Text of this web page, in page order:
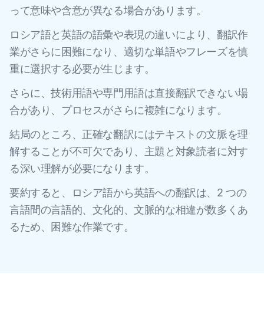
って意味や含意が異なる場合があります。
ロシア語と英語の語彙や表現の違いにより、翻訳作
業がさらに困難になり、適切な単語やフレーズを慎
重に選択する必要が生じます。
さらに、技術用語や専門用語は直接翻訳できない場
合があり、プロセスがさらに複雑になります。
結局のところ、正確な翻訳にはテキストの文脈を理
解することが不可欠であり、主題と対象読者に対す
る深い理解が必要になります。
要約すると、ロシア語から英語への翻訳は、2 つの
言語間の言語的、文化的、文脈的な相違が数多くあ
るため、困難な作業です。